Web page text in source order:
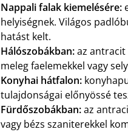
Nappali falak kiemelésére:
helyiségnek. Világos
hatást kelt.
Hálószobákban:az
meleg faelemekkel vagy
Konyhai hátfalon:
tulajdonságai előnyössé
Fürdőszobákban:az
vagy bézs szaniterekkel